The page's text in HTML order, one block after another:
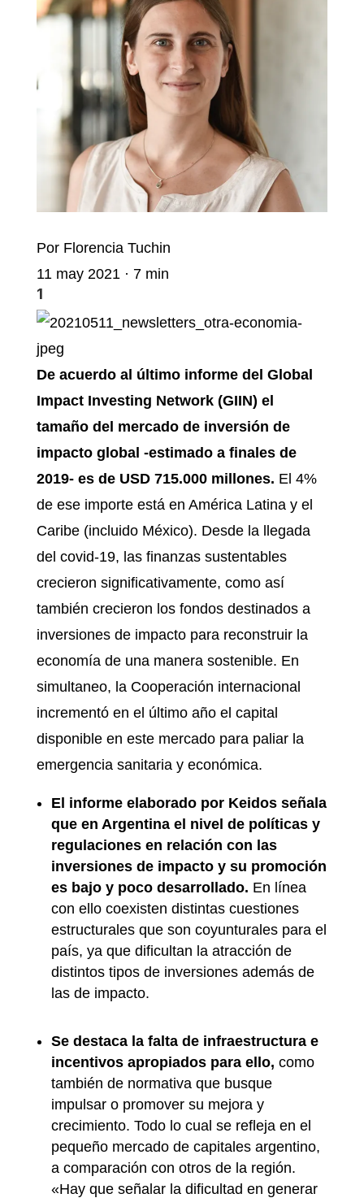
Por Florencia Tuchin
11 may 2021 · 7 min
1
De acuerdo al último informe del Global
Impact Investing Network (GIIN) el
tamaño del mercado de inversión de
impacto global -estimado a finales de
2019- es de USD 715.000 millones. El 4%
de ese importe está en América Latina y el
Caribe (incluido México). Desde la llegada
del covid-19, las finanzas sustentables
crecieron significativamente, como así
también crecieron los fondos destinados a
inversiones de impacto para reconstruir la
economía de una manera sostenible. En
simultaneo, la Cooperación internacional
incrementó en el último año el capital
disponible en este mercado para paliar la
emergencia sanitaria y económica.
El informe elaborado por Keidos señala
que en Argentina el nivel de políticas y
regulaciones en relación con las
inversiones de impacto y su promoción
es bajo y poco desarrollado. En línea
con ello coexisten distintas cuestiones
estructurales que son coyunturales para el
país, ya que dificultan la atracción de
distintos tipos de inversiones además de
las de impacto.
Se destaca la falta de infraestructura e
incentivos apropiados para ello, como
también de normativa que busque
impulsar o promover su mejora y
crecimiento. Todo lo cual se refleja en el
pequeño mercado de capitales argentino,
a comparación con otros de la región.
«Hay que señalar la dificultad en generar